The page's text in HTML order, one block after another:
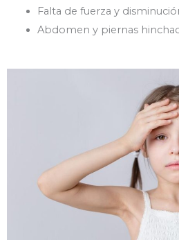
Falta de fuerza y
Abdomen y piernas